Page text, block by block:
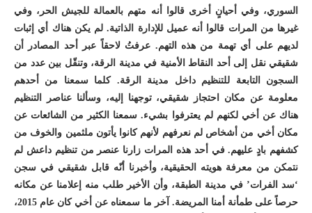
السوري، وفي أحيانٍ أخرى قالوا أنه متهم بالعمالة للجيش الحر، وفي
غيرها من المرات قالوا أنه عميل للإدارة الذاتية. لم يكن هناك أي إثبات
لديهم على أي تهمة من هذه التهم. عرفتُ لاحقاً عبر أحد المصادر أن
شقيقي نقل إلى أحد النقاط الأمنية في مدينة الرقة، وتنقّل بين عدد من
السجون التابعة للتنظيم داخل مدينة الرقة. كلما سمعنا من أحدهم
معلومة عن مكان احتجاز شقيقي، توجهنا إليه، وسألنا عناصر التنظيم
هناك عن أخي لكنهم لم يعترفوا بشيء. سمعنا الكثير من الشائعات عن
مكان أخي من أشخاص لم نعرفهم لأنهم كانوا يأتون ملثمين والخوف من
كشفهم بادٍ عليهم. في أحد هذه المرات زارنا عنصر من تنظيم داعش لم
نتمكن من معرفة هويته الحقيقية، وأخبرنا أنّه قابل شقيقي في سجن
‘سد الفرات’ في مدينة الطبقة، وأن الأخير طلب منه إعلامنا عن مكانه
حرصاً على طمأنة أمنا المريضة. آخر ما سمعناه عن أخي كان عام 2015،